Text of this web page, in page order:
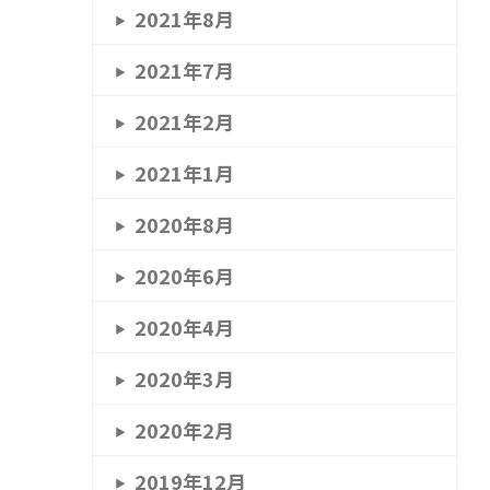
2021年8月
2021年7月
2021年2月
2021年1月
2020年8月
2020年6月
2020年4月
2020年3月
2020年2月
2019年12月